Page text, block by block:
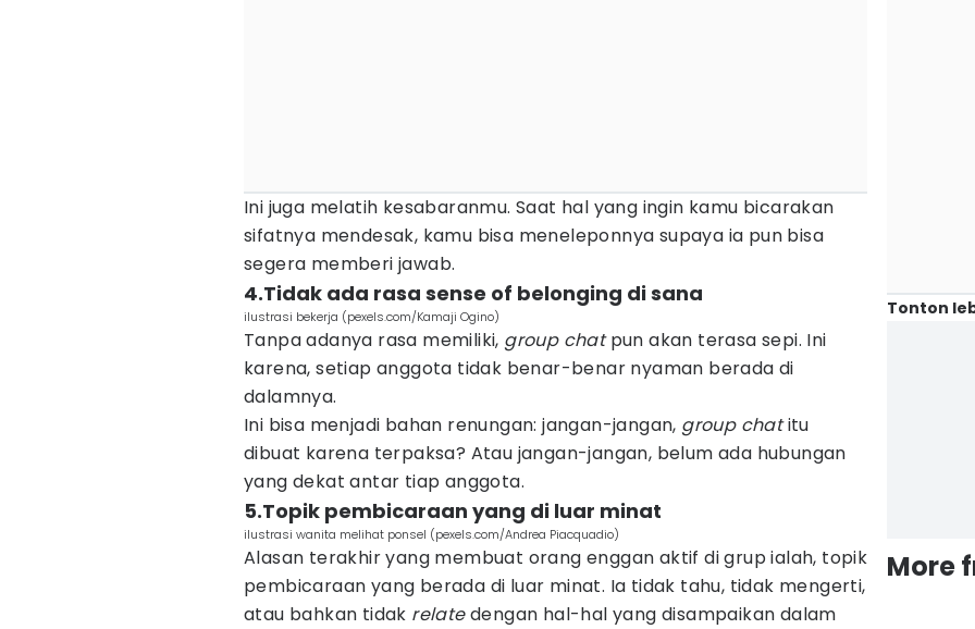
Ini juga melatih kesabaranmu. Saat hal yang ingin kamu bicarakan
sifatnya mendesak, kamu bisa meneleponnya supaya ia pun bisa
segera memberi jawab.
4.Tidak ada rasa sense of belonging di sana
ilustrasi bekerja (pexels.com/Kamaji Ogino)
Tanpa adanya rasa memiliki, group chatpun akan terasa sepi. Ini
karena, setiap anggota tidak benar-benar nyaman berada di
dalamnya.
Ini bisa menjadi bahan renungan: jangan-jangan, group chatitu
dibuat karena terpaksa? Atau jangan-jangan, belum ada hubungan
yang dekat antar tiap anggota.
5.Topik pembicaraan yang di luar minat
ilustrasi wanita melihat ponsel (pexels.com/Andrea Piacquadio)
Alasan terakhir yang membuat orang enggan aktif di grup ialah, topik
pembicaraan yang berada di luar minat. Ia tidak tahu, tidak mengerti,
atau bahkan tidak relatedengan hal-hal yang disampaikan dalam
Tonton
More